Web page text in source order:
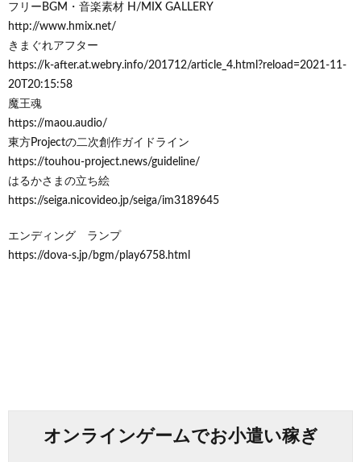
フリーBGM・音楽素材 H/MIX GALLERY
http://www.hmix.net/
きまぐれアフター
https://k-after.at.webry.info/201712/article_4.html?reload=2021-11-
20T20:15:58
魔王魂
https://maou.audio/
東方Projectの二次創作ガイドライン
https://touhou-project.news/guideline/
はるかさまの立ち絵
https://seiga.nicovideo.jp/seiga/im3189645
エンディング ランプ
https://dova-s.jp/bgm/play6758.html
オンラインゲームでお小遣い稼ぎ